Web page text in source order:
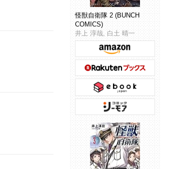
怪獣自衛隊 2 (BUNCH
COMICS)
井上 淳哉, 白土 晴一